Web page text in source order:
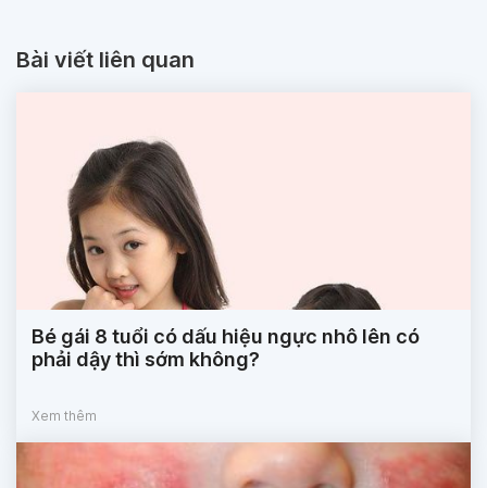
Bài viết liên quan
Bé gái 8 tuổi có dấu hiệu ngực nhô lên có
phải dậy thì sớm không?
Xem thêm